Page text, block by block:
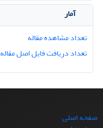
آمار
تعداد مشاهده مقاله
تعداد دریافت فایل اصل مقاله
صفحه اصلی